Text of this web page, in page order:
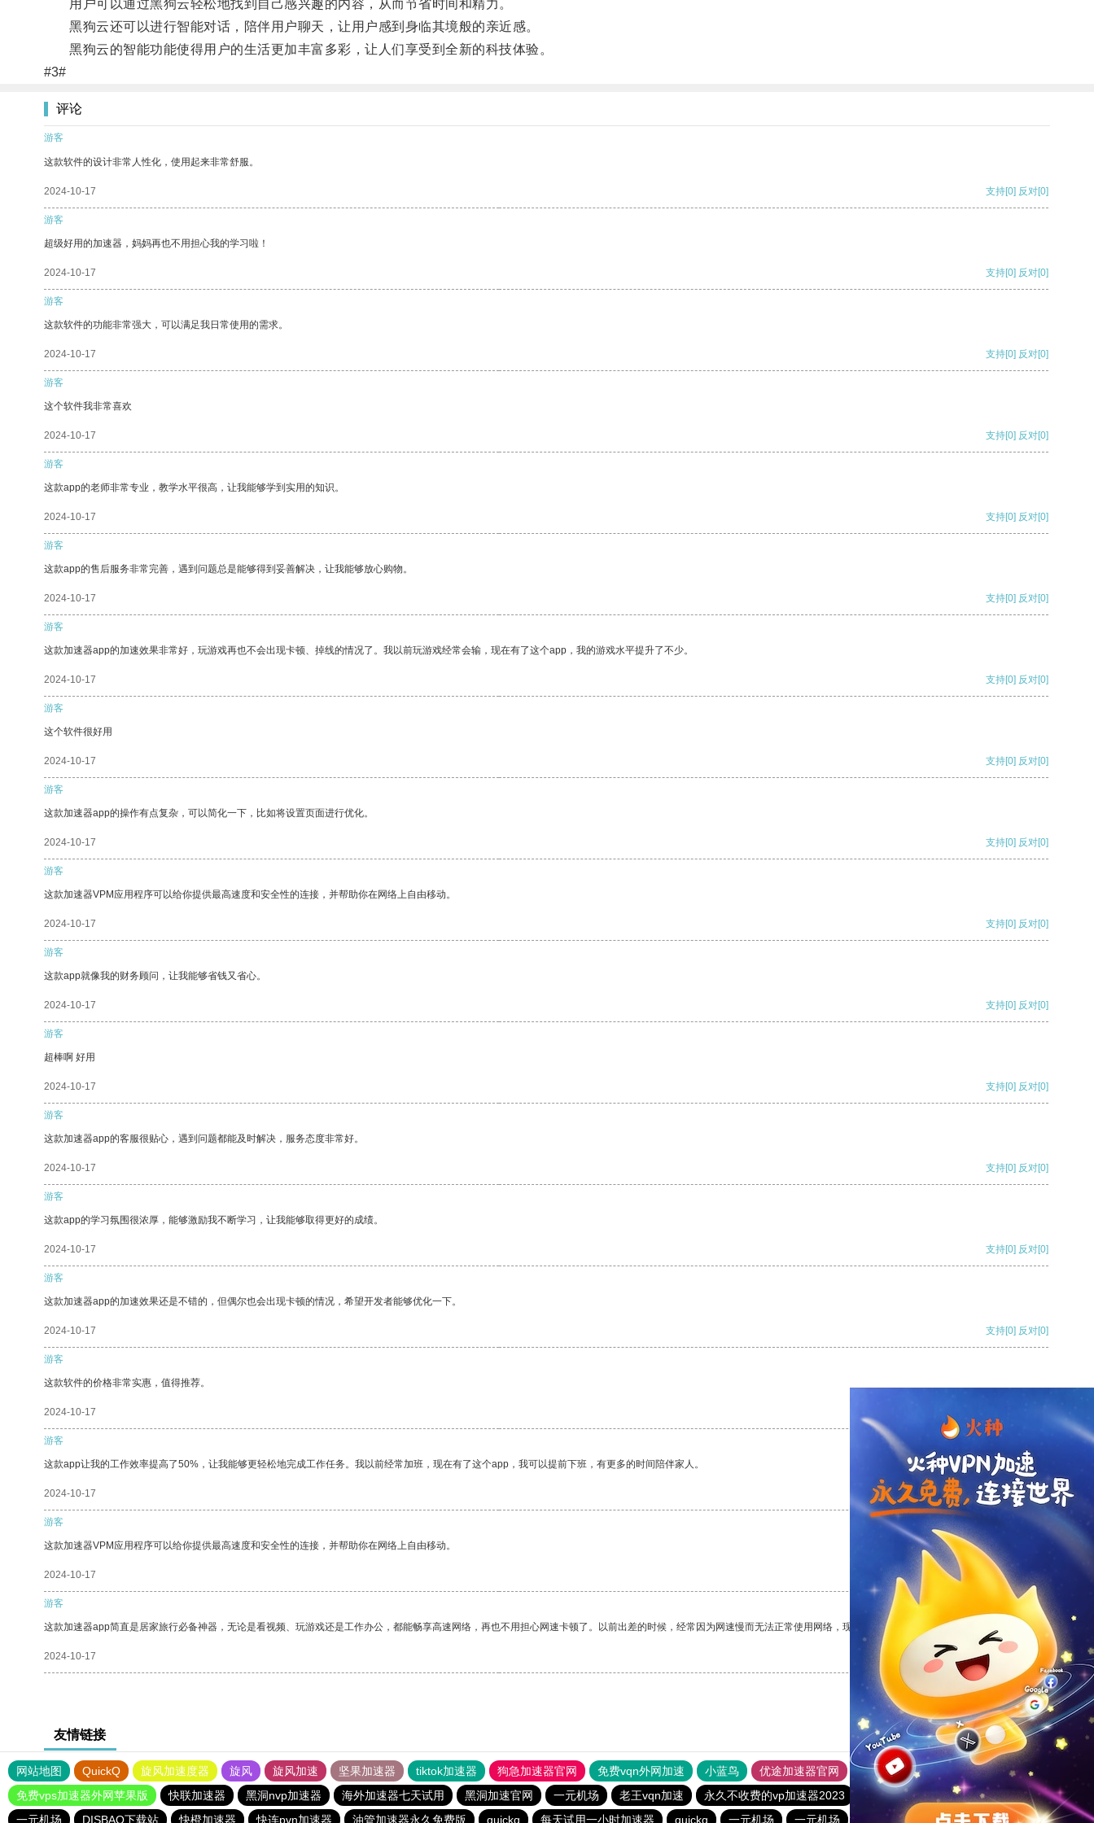
用户可以通过黑狗云轻松地找到自己感兴趣的内容，从而节省时间和精力。
黑狗云还可以进行智能对话，陪伴用户聊天，让用户感到身临其境般的亲近感。
黑狗云的智能功能使得用户的生活更加丰富多彩，让人们享受到全新的科技体验。
#3#
评论
游客
这款软件的设计非常人性化，使用起来非常舒服。
2024-10-17 支持[0] 反对[0]
游客
超级好用的加速器，妈妈再也不用担心我的学习啦！
2024-10-17 支持[0] 反对[0]
游客
这款软件的功能非常强大，可以满足我日常使用的需求。
2024-10-17 支持[0] 反对[0]
游客
这个软件我非常喜欢
2024-10-17 支持[0] 反对[0]
游客
这款app的老师非常专业，教学水平很高，让我能够学到实用的知识。
2024-10-17 支持[0] 反对[0]
游客
这款app的售后服务非常完善，遇到问题总是能够得到妥善解决，让我能够放心购物。
2024-10-17 支持[0] 反对[0]
游客
这款加速器app的加速效果非常好，玩游戏再也不会出现卡顿、掉线的情况了。我以前玩游戏经常会输，现在有了这个app，我的游戏水平提升了不少。
2024-10-17 支持[0] 反对[0]
游客
这个软件很好用
2024-10-17 支持[0] 反对[0]
游客
这款加速器app的操作有点复杂，可以简化一下，比如将设置页面进行优化。
2024-10-17 支持[0] 反对[0]
游客
这款加速器VPM应用程序可以给你提供最高速度和安全性的连接，并帮助你在网络上自由移动。
2024-10-17 支持[0] 反对[0]
游客
这款app就像我的财务顾问，让我能够省钱又省心。
2024-10-17 支持[0] 反对[0]
游客
超棒啊 好用
2024-10-17 支持[0] 反对[0]
游客
这款加速器app的客服很贴心，遇到问题都能及时解决，服务态度非常好。
2024-10-17 支持[0] 反对[0]
游客
这款app的学习氛围很浓厚，能够激励我不断学习，让我能够取得更好的成绩。
2024-10-17 支持[0] 反对[0]
游客
这款加速器app的加速效果还是不错的，但偶尔也会出现卡顿的情况，希望开发者能够优化一下。
2024-10-17 支持[0] 反对[0]
游客
这款软件的价格非常实惠，值得推荐。
2024-10-17
游客
这款app让我的工作效率提高了50%，让我能够更轻松地完成工作任务。我以前经常加班，现在有了这个app，我可以提前下班，有更多的时间陪伴家人。
2024-10-17 支持 [0] 反对[0]
游客
这款加速器VPM应用程序可以给你提供最高速度和安全性的连接，并帮助你在网络上自由移动。
2024-10-17 支持[0] 反对
游客
这款加速器app简直是居家旅行必备神器，无论是看视频、玩游戏还是工作办公，都能畅享高速网络，再也不用担心网速卡顿了。以前出差的时候，经常因为网速慢而无法正常使用网络，现在有了这个app，我再也不用担心了。
2024-10-17 支持[0] 反对[0]
友情链接
网站地图 QuickQ 旋风加速度器 旋风 旋风加速 坚果加速器 tiktok加速器 狗急加速器官网 免费vqn外网加速 小蓝鸟 优途加速器官网 风驰加速器 旋风加速器
八戒看书
免费vps加速器外网苹果版
快联加速器 黑洞nvp加速器 海外加速器七天试用 黑洞加速官网 一元机场 老王vqn加速 永久不收费的vp加速器2023 酷通vp加速器
油管加速器
一元机场
DISBAO下载站 快橙加速器 快连pvn加速器 油管加速器永久免费版 quickq 每天试用一小时加速器 quickq 一元机场 一元机场 免费跨墙软件 186下载站